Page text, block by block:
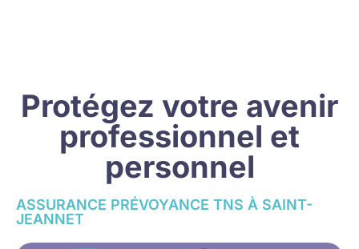
Protégez votre avenir
professionnel et
personnel
ASSURANCE PRÉVOYANCE TNS À SAINT-
JEANNET